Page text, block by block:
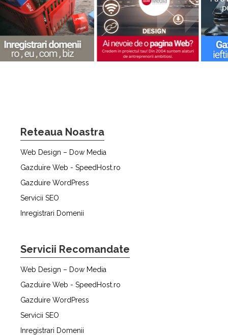
Reteaua Noastra
Web Design – Dow Media
Gazduire Web - SpeedHost.ro
Gazduire WordPress
Servicii SEO
Inregistrari Domenii
Servicii Recomandate
Web Design – Dow Media
Gazduire Web - SpeedHost.ro
Gazduire WordPress
Servicii SEO
Inregistrari Domenii